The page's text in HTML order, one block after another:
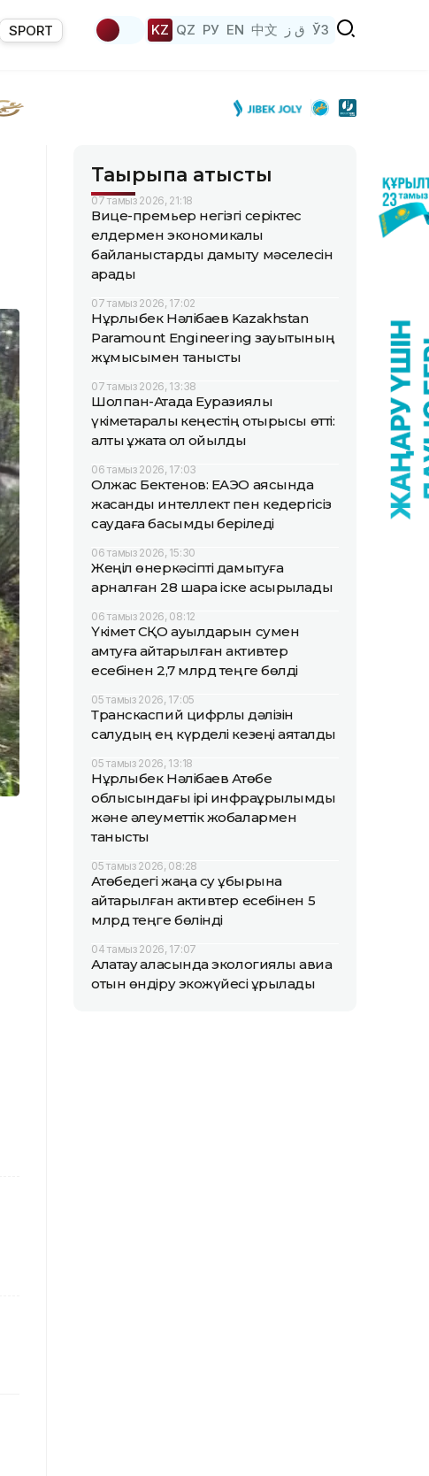
SPORT KZ QZ РУ EN 中文 ق ز ЎЗ
Тақырыпқа қатысты
07 тамыз 2026, 21:18
Вице-премьер негізгі серіктес
елдермен экономикалық
байланыстарды дамыту мәселесін
қарады
07 тамыз 2026, 17:02
Нұрлыбек Нәлібаев Kazakhstan
Paramount Engineering зауытының
жұмысымен танысты
07 тамыз 2026, 13:38
Шолпан-Атада Еуразиялық
үкіметаралық кеңестің отырысы өтті:
алты құжатқа қол қойылды
06 тамыз 2026, 17:03
Олжас Бектенов: ЕАЭО аясында
жасанды интеллект пен кедергісіз
саудаға басымдық беріледі
06 тамыз 2026, 15:30
Жеңіл өнеркәсіпті дамытуға
арналған 28 шара іске асырылады
06 тамыз 2026, 08:12
Үкімет СҚО ауылдарын сумен
қамтуға қайтарылған активтер
есебінен 2,7 млрд теңге бөлді
05 тамыз 2026, 17:05
Транскаспий цифрлық дәлізін
салудың ең күрделі кезеңі аяқталды
05 тамыз 2026, 13:18
Нұрлыбек Нәлібаев Ақтөбе
облысындағы ірі инфрақұрылымдық
және әлеуметтік жобалармен
танысты
05 тамыз 2026, 08:28
Ақтөбедегі жаңа су құбырына
қайтарылған активтер есебінен 5
млрд теңге бөлінді
04 тамыз 2026, 17:07
Алатау қаласында экологиялық авиа
отын өндіру экожүйесі құрылады